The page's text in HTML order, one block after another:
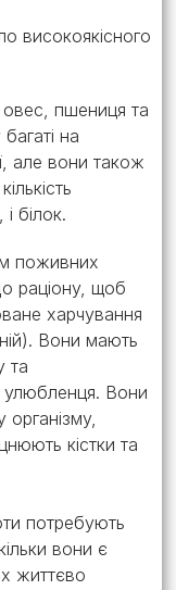
високоякісного
овес, пшениця та
на
але вони також
білок.
поживних
раціону, щоб
харчування
Вони мають
та
улюбленця. Вони
кістки та
потребують
вони є
життєво